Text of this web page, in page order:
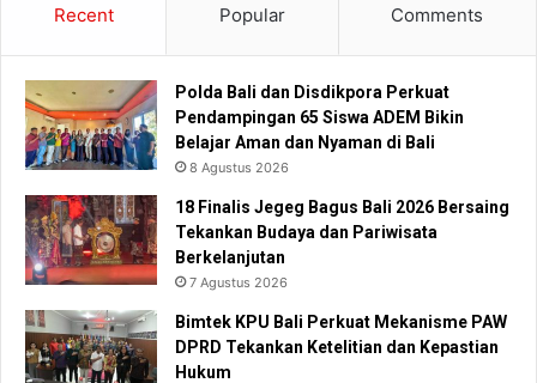
Recent Popular Comments
Polda Bali dan Disdikpora Perkuat
Pendampingan 65 Siswa ADEM Bikin
Belajar Aman dan Nyaman di Bali
8 Agustus 2026
18 Finalis Jegeg Bagus Bali 2026 Bersaing
Tekankan Budaya dan Pariwisata
Berkelanjutan
7 Agustus 2026
Bimtek KPU Bali Perkuat Mekanisme PAW
DPRD Tekankan Ketelitian dan Kepastian
Hukum